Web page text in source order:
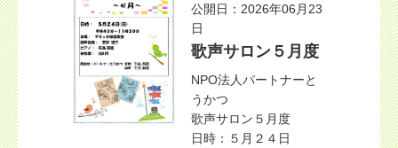
公開日：2026年06月23
日
歌声サロン５月度
NPO法人パートナーと
うかつ
歌声サロン５月度
日時：５月２４日